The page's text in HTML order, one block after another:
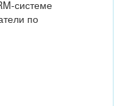
системе
по